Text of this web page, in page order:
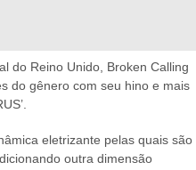
do Reino Unido, Broken Calling
do gênero com seu hino e mais
eletrizante pelas quais são
outra dimensão